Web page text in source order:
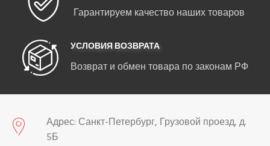
Гарантируем качество наших товаров
УСЛОВИЯ ВОЗВРАТА
Возврат и обмен товара по законам РФ
Адрес: Санкт-Петербург, Грузовой проезд, д.
5Б